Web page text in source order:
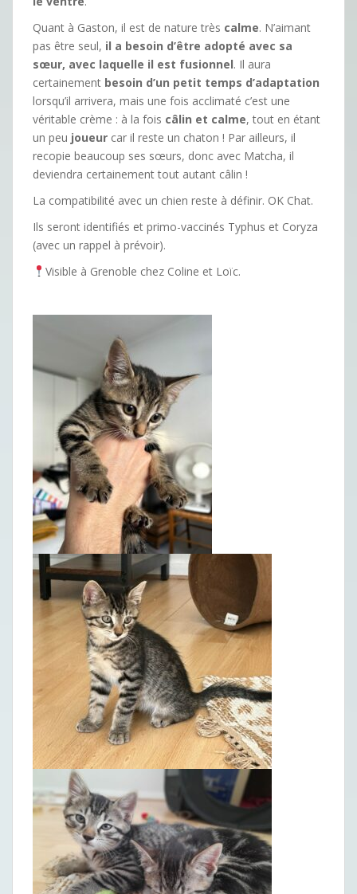
Quant à Gaston, il est de nature très calme. N’aimant
pas être seul, il a besoin d’être adopté avec sa
sœur, avec laquelle il est fusionnel. Il aura
certainement besoin d’un petit temps d’adaptation
lorsqu’il arrivera, mais une fois acclimaté c’est une
véritable crème : à la fois câlin et calme, tout en étant
un peu joueur car il reste un chaton ! Par ailleurs, il
recopie beaucoup ses sœurs, donc avec Matcha, il
deviendra certainement tout autant câlin !
La compatibilité avec un chien reste à définir. OK Chat.
Ils seront identifiés et primo-vaccinés Typhus et Coryza
(avec un rappel à prévoir).
Visible à Grenoble chez Coline et Loïc.